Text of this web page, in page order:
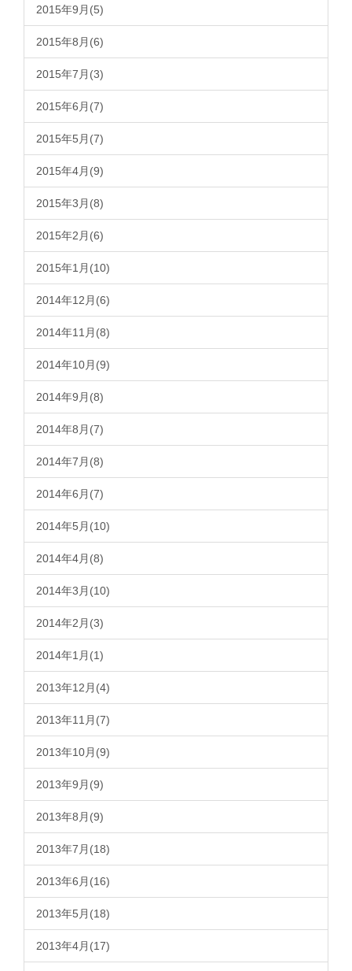
2015年9月(5)
2015年8月(6)
2015年7月(3)
2015年6月(7)
2015年5月(7)
2015年4月(9)
2015年3月(8)
2015年2月(6)
2015年1月(10)
2014年12月(6)
2014年11月(8)
2014年10月(9)
2014年9月(8)
2014年8月(7)
2014年7月(8)
2014年6月(7)
2014年5月(10)
2014年4月(8)
2014年3月(10)
2014年2月(3)
2014年1月(1)
2013年12月(4)
2013年11月(7)
2013年10月(9)
2013年9月(9)
2013年8月(9)
2013年7月(18)
2013年6月(16)
2013年5月(18)
2013年4月(17)